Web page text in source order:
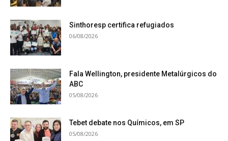
Sinthoresp certifica refugiados
06/08/2026
Fala Wellington, presidente Metalúrgicos do
ABC
05/08/2026
Tebet debate nos Químicos, em SP
05/08/2026